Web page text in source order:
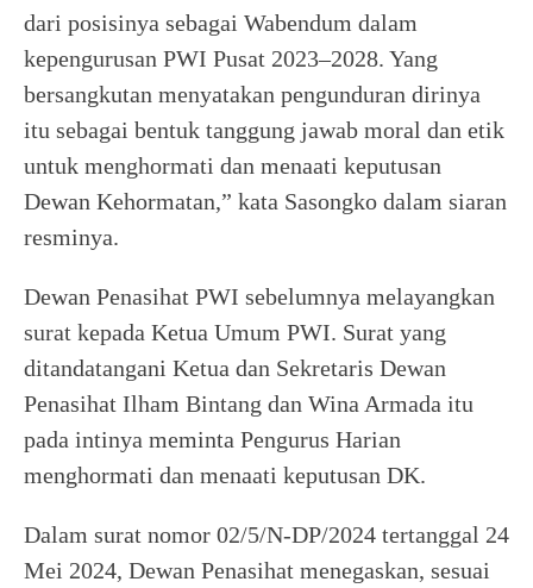
dari posisinya sebagai Wabendum dalam
kepengurusan PWI Pusat 2023–2028. Yang
bersangkutan menyatakan pengunduran dirinya
itu sebagai bentuk tanggung jawab moral dan etik
untuk menghormati dan menaati keputusan
Dewan Kehormatan,” kata Sasongko dalam siaran
resminya.
Dewan Penasihat PWI sebelumnya melayangkan
surat kepada Ketua Umum PWI. Surat yang
ditandatangani Ketua dan Sekretaris Dewan
Penasihat Ilham Bintang dan Wina Armada itu
pada intinya meminta Pengurus Harian
menghormati dan menaati keputusan DK.
Dalam surat nomor 02/5/N-DP/2024 tertanggal 24
Mei 2024, Dewan Penasihat menegaskan, sesuai